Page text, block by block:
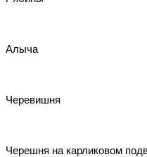
Алыча
Черевишня
Черешня на карликовом